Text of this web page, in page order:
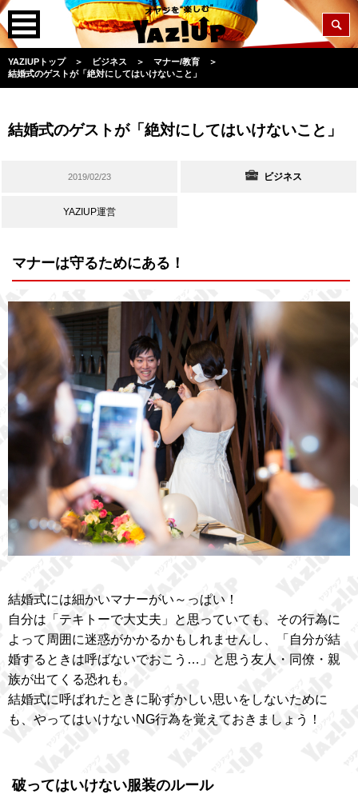
YAZIUPトップ ＞ ビジネス ＞ マナー/教育
＞
結婚式のゲストが「絶対にしてはいけないこと」
結婚式のゲストが「絶対にしてはいけないこと」
2019/02/23 ビジネス
YAZIUP運営
マナーは守るためにある！
結婚式には細かいマナーがい～っぱい！
自分は「テキトーで大丈夫」と思っていても、その行為に
よって周囲に迷惑がかかるかもしれませんし、「自分が結
婚するときは呼ばないでおこう…」と思う友人・同僚・親
族が出てくる恐れも。
結婚式に呼ばれたときに恥ずかしい思いをしないために
も、やってはいけないNG行為を覚えておきましょう！
破ってはいけない服装のルール